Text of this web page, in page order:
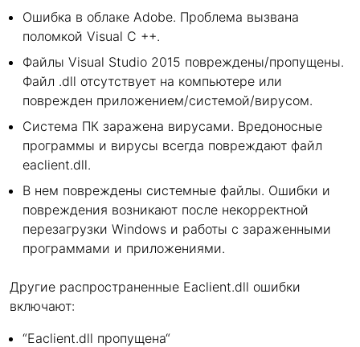
Ошибка в облаке Adobe. Проблема вызвана
поломкой Visual C ++.
Файлы Visual Studio 2015 повреждены/пропущены.
Файл .dll отсутствует на компьютере или
поврежден приложением/системой/вирусом.
Система ПК заражена вирусами. Вредоносные
программы и вирусы всегда повреждают файл
eaclient.dll.
В нем повреждены системные файлы. Ошибки и
повреждения возникают после некорректной
перезагрузки Windows и работы с зараженными
программами и приложениями.
Другие распространенные Eaclient.dll ошибки
включают:
“Eaclient.dll пропущена“